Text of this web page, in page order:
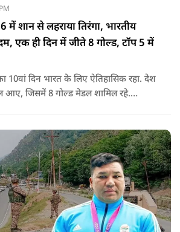
शान से लहराया तिरंगा, भारतीय
एक ही दिन में जीते 8 गोल्ड, टॉप 5 में
10वां दिन भारत के लिए ऐतिहासिक रहा. देश
आए, जिसमें 8 गोल्ड मेडल शामिल रहे.